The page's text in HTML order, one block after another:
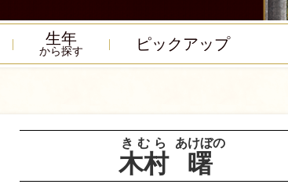
生年
から探す ピック アップ
木村
きむら
曙
あけぼの